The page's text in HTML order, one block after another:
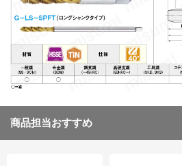
商品担当おすすめ